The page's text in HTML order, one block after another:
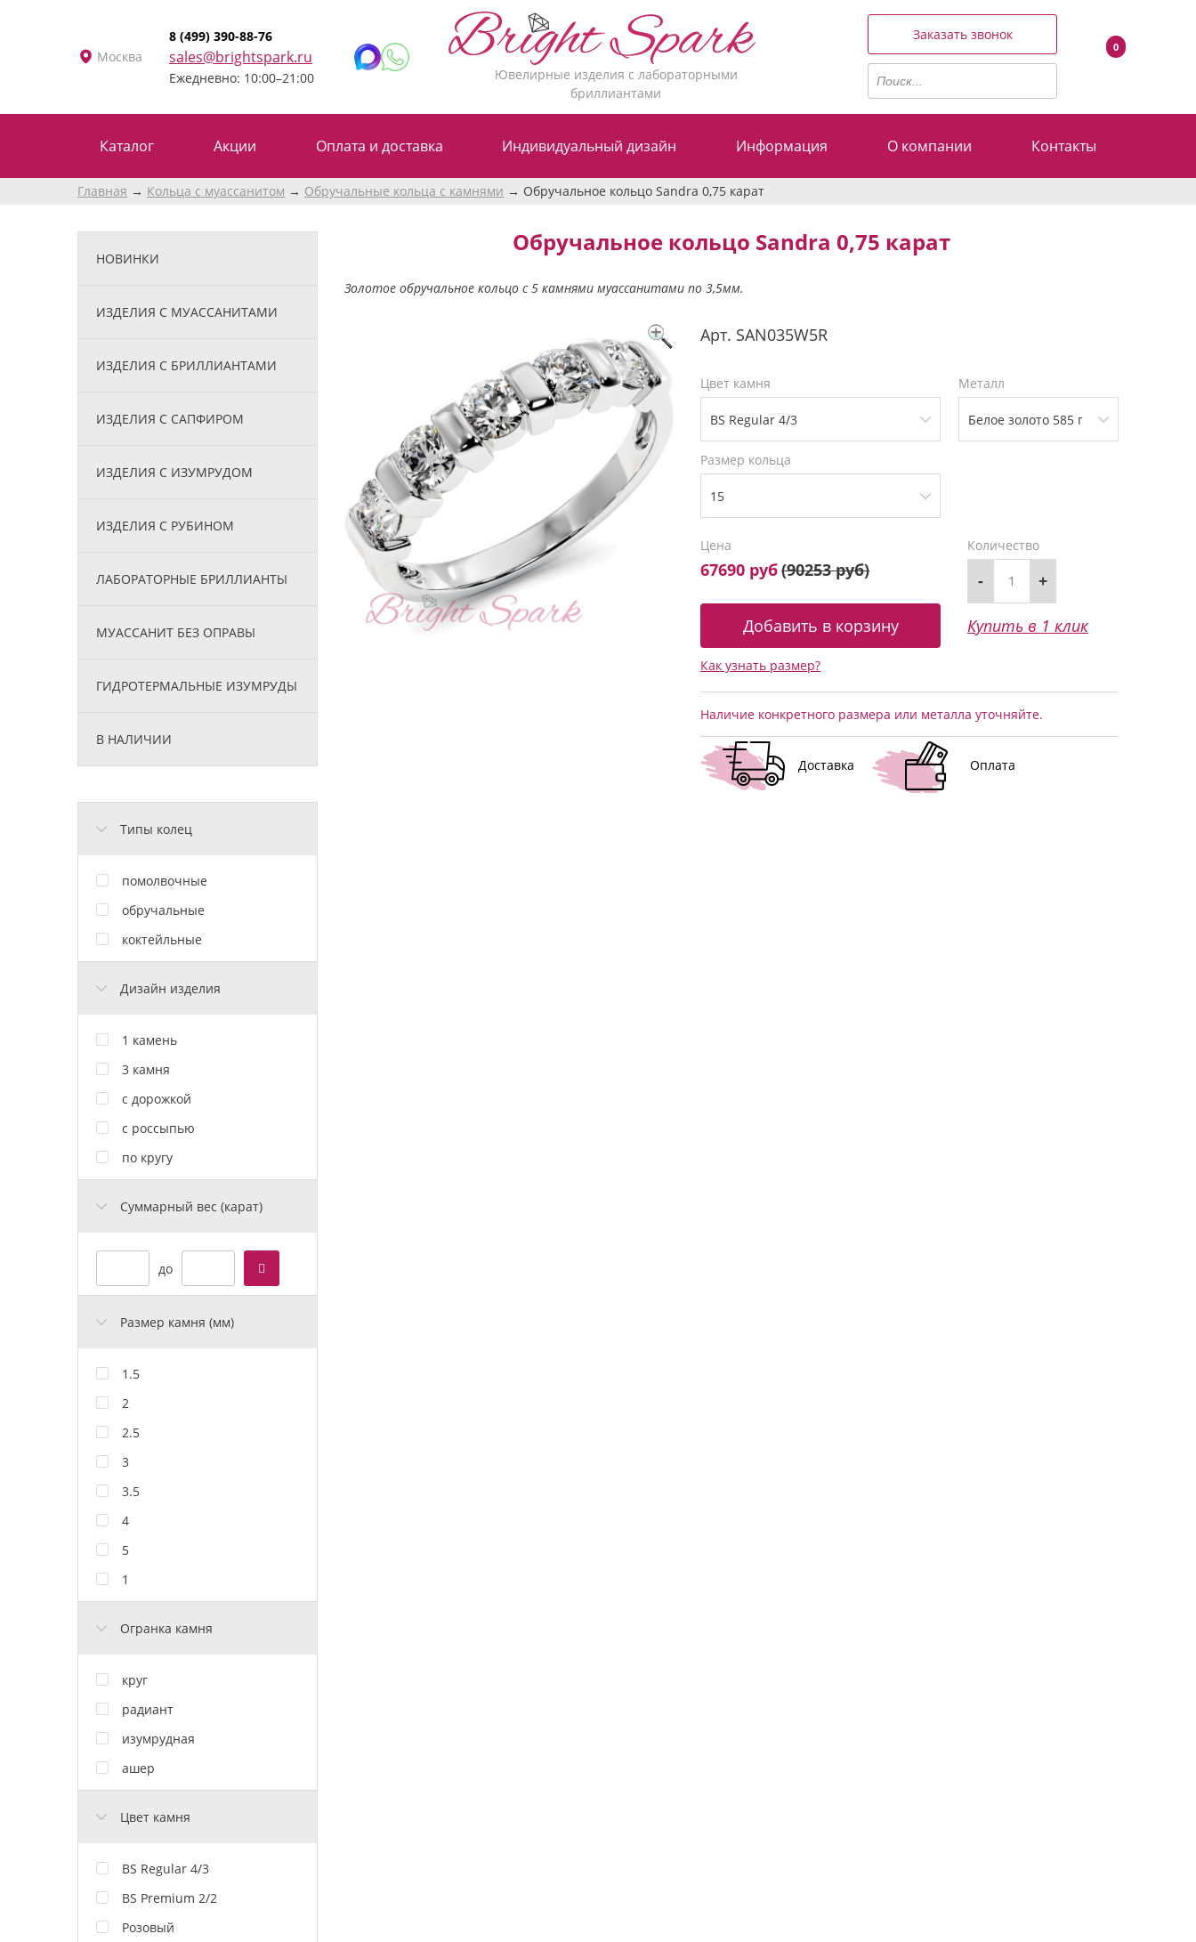
Москва
8 (499) 390-88-76
sales@brightspark.ru
Ежедневно: 10:00–21:00
Ювелирные изделия с лабораторными
бриллиантами
Заказать звонок
0
Каталог Акции Оплата и доставка Индивидуальный дизайн Информация О компании Контакты
Главная Кольца с муассанитом Обручальные кольца с камнями Обручальное кольцо Sandra 0,75 карат
НОВИНКИ
ИЗДЕЛИЯ С МУАССАНИТАМИ
ИЗДЕЛИЯ С БРИЛЛИАНТАМИ
ИЗДЕЛИЯ С САПФИРОМ
ИЗДЕЛИЯ С ИЗУМРУДОМ
ИЗДЕЛИЯ С РУБИНОМ
ЛАБОРАТОРНЫЕ БРИЛЛИАНТЫ
МУАССАНИТ БЕЗ ОПРАВЫ
ГИДРОТЕРМАЛЬНЫЕ ИЗУМРУДЫ
В НАЛИЧИИ
Типы колец
помолвочные
обручальные
коктейльные
Дизайн изделия
1 камень
3 камня
с дорожкой
с россыпью
по кругу
Cуммарный вес (карат)
до
Размер камня (мм)
1.5
2
2.5
3
3.5
4
5
1
Огранка камня
круг
радиант
изумрудная
ашер
Цвет камня
BS Regular 4/3
BS Premium 2/2
Розовый
Обручальное кольцо Sandra 0,75 карат
Золотое обручальное кольцо с 5 камнями муассанитами по 3,5мм.
Арт. SAN035W5R
Цвет камня Металл
Размер кольца
Цена
67690 руб(90253 руб)
Количество
- +
Купить в 1 клик
Как узнать размер?
Наличие конкретного размера или металла уточняйте.
Доставка Оплата